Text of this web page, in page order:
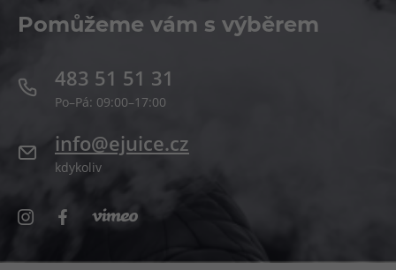
Pomůžeme vám s výběrem
483 51 51 31
Po–Pá: 09:00–17:00
info@ejuice.cz
kdykoliv